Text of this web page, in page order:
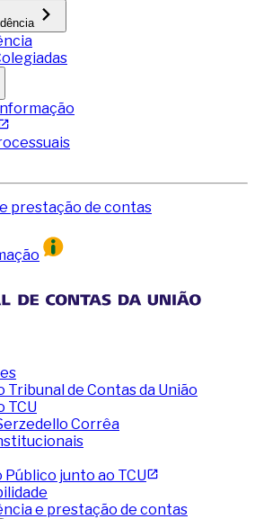
prestação de contas
Tribunal de Contas da União
TCU
Corrêa
junto ao TCU
e prestação de contas